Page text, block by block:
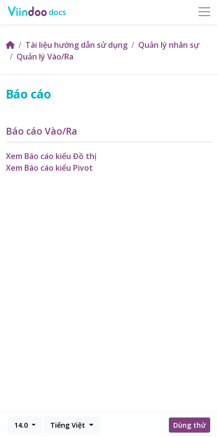
14.0 Tiếng Việt Dùng thử
docs
Tài liệu hướng dẫn sử dụng
Quản lý nhân sự
Quản lý Vào/Ra
Báo cáo
Báo cáo Vào/Ra
Xem Báo cáo kiểu Đồ thị
Xem Báo cáo kiểu Pivot